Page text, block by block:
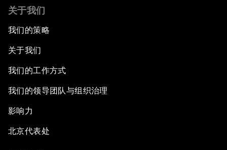
关于我们
我们的策略
关于我们
我们的工作方式
我们的领导团队与组织治理
影响力
北京代表处